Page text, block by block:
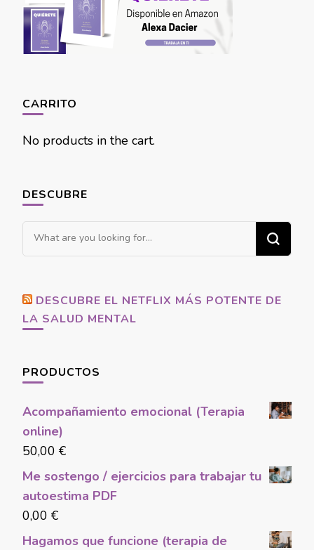
CARRITO
No products in the cart.
DESCUBRE
Looking
for
DESCUBRE EL NETFLIX MÁS POTENTE DE
LA SALUD MENTAL
PRODUCTOS
Acompañamiento emocional (Terapia
online)
50,00 €
Me sostengo / ejercicios para trabajar tu
autoestima PDF
0,00 €
Hagamos que funcione (terapia de